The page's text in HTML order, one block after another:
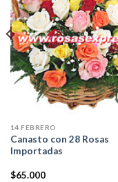
14 FEBRERO
Canasto con 28 Rosas
Importadas
$65.000